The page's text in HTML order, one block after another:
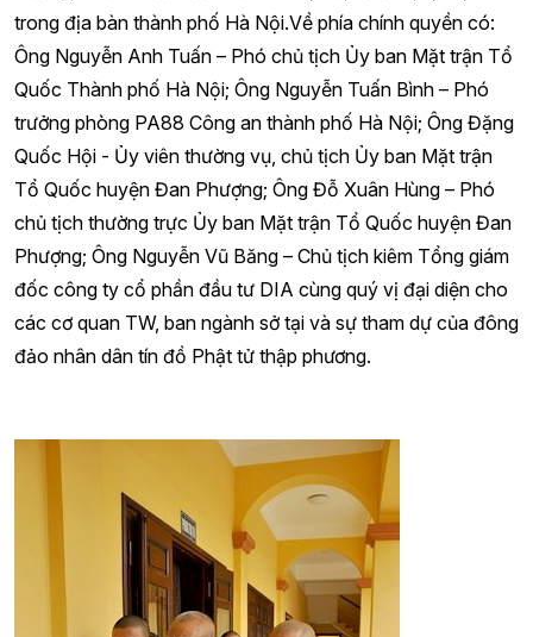
trong địa bàn thành phố Hà Nội.Về phía chính quyền có:
Ông Nguyễn Anh Tuấn – Phó chủ tịch Ủy ban Mặt trận Tổ
Quốc Thành phố Hà Nội; Ông Nguyễn Tuấn Bình – Phó
trưởng phòng PA88 Công an thành phố Hà Nội; Ông Đặng
Quốc Hội - Ủy viên thường vụ, chủ tịch Ủy ban Mặt trận
Tổ Quốc huyện Đan Phượng; Ông Đỗ Xuân Hùng – Phó
chủ tịch thường trực Ủy ban Mặt trận Tổ Quốc huyện Đan
Phượng; Ông Nguyễn Vũ Băng – Chủ tịch kiêm Tổng giám
đốc công ty cổ phần đầu tư DIA cùng quý vị đại diện cho
các cơ quan TW, ban ngành sở tại và sự tham dự của đông
đảo nhân dân tín đồ Phật tử thập phương.